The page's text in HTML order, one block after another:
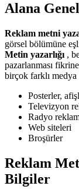
Alana
Reklam metni
görsel bölümüne
Metin yazarlığı ,
pazarlanması
birçok farklı
Posterler,
Televizyon
Radyo
Web siteleri
Broşürler
Reklam
Bilgiler